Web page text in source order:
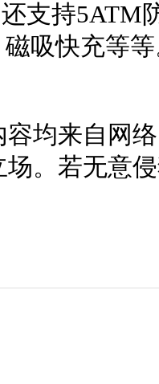
支持5ATM
吸快充等
容均来自网
场。若无意